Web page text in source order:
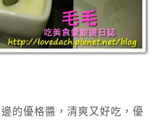
的優格醬，清爽又好吃，優